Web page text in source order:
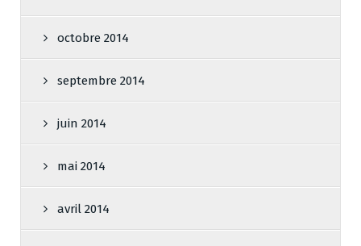
octobre 2014
septembre 2014
juin 2014
mai 2014
avril 2014